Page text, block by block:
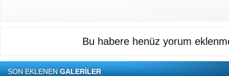
Bu habere henüz yorum
SON EKLENENGALERİLER